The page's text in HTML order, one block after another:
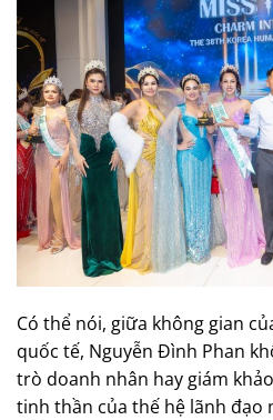
Có thể nói, giữa không gian
quốc tế, Nguyễn Đình Phan
trò doanh nhân hay giám
tinh thần của thế hệ lãnh đạo